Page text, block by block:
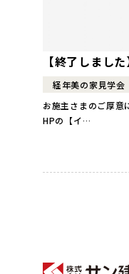
【終了しまし
経年美の家見学会
お施主さまのご厚意により開催
HPの【イ…